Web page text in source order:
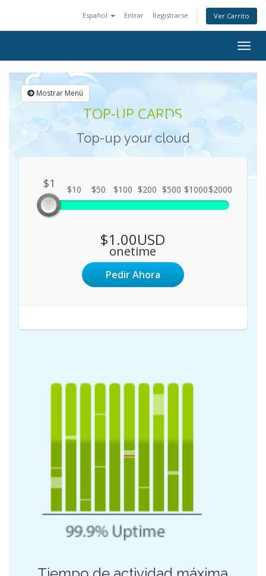
Español Entrar Registrarse Ver Carrito
Mostrar Menú
TOP-UP CARDS
Top-up your cloud
$1
$1 $10 $50 $100 $200 $500 $1000$2000
$1.00USD
onetime
Pedir Ahora